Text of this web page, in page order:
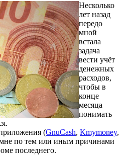
Несколько
лет назад
передо
мной
встала
задача
вести учёт
денежных
расходов,
чтобы в
конце
месяца
понимать
(GnuCash, Kmymoney,
по тем или иным причинами
последнего.